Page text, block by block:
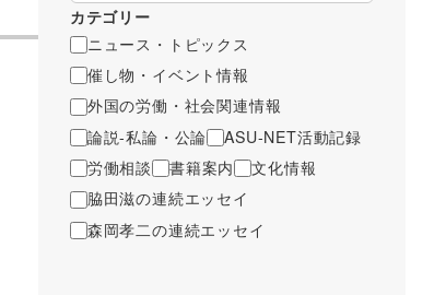
カテゴリー
ニュース・トピックス
催し物・イベント情報
外国の労働・社会関連情報
論説-私論・公論
ASU-NET活動記録
労働相談
書籍案内
文化情報
脇田滋の連続エッセイ
森岡孝二の連続エッセイ